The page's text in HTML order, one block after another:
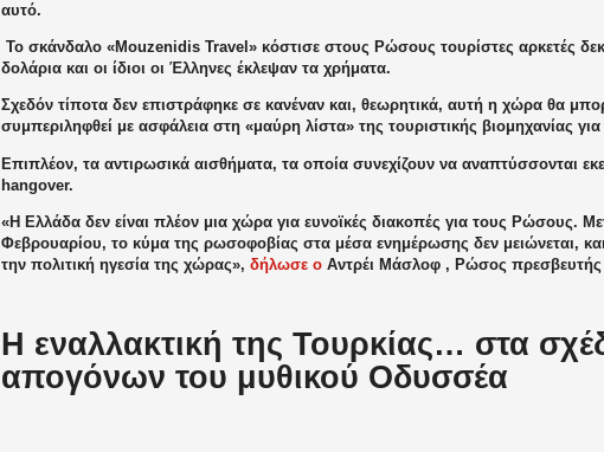
αυτό.
Το σκάνδαλο «Mouzenidis Travel» κόστισε στους Ρώσους τουρίστες αρκετές
δολάρια και οι ίδιοι οι Έλληνες έκλεψαν τα χρήματα.
Σχεδόν τίποτα δεν επιστράφηκε σε κανέναν και, θεωρητικά, αυτή η χώρα θα
συμπεριληφθεί με ασφάλεια στη «μαύρη λίστα» της τουριστικής βιομηχανίας
Επιπλέον, τα αντιρωσικά αισθήματα, τα οποία συνεχίζουν να αναπτύσσονται
hangover.
«Η Ελλάδα δεν είναι πλέον μια χώρα για ευνοϊκές διακοπές για τους Ρώσους.
Φεβρουαρίου, το κύμα της ρωσοφοβίας στα μέσα ενημέρωσης δεν μειώνεται,
την πολιτική ηγεσία της χώρας», δήλωσε ο Αντρέι Μάσλοφ , Ρώσος
Η εναλλακτική της Τουρκίας… στα
απογόνων του μυθικού Οδυσσέα